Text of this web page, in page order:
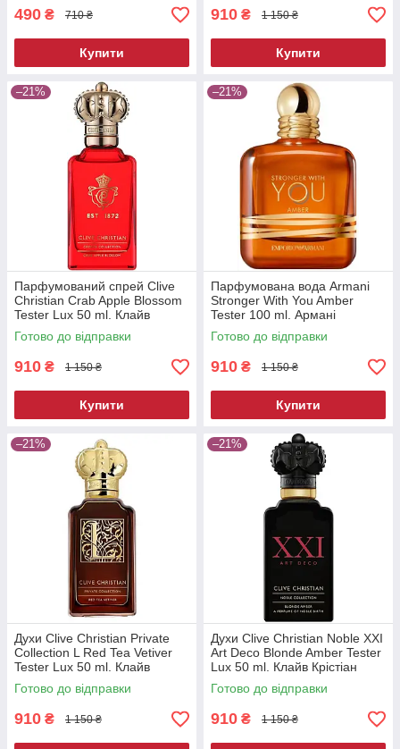
490 ₴ 710 ₴
Купити
910 ₴ 1 150 ₴
Купити
–21%
Парфумований спрей Clive
Christian Crab Apple Blossom
Tester Lux 50 ml. Клайв
Крістіан Краб Епл Блоссом
Тестер Люкс 50 мл
Готово до відправки
910 ₴ 1 150 ₴
Купити
–21%
Парфумована вода Armani
Stronger With You Amber
Tester 100 ml. Армані
Стронгер Віз Ю Амбер
Тестер 100 мл.
Готово до відправки
910 ₴ 1 150 ₴
Купити
–21%
Духи Clive Christian Private
Collection L Red Tea Vetiver
Tester Lux 50 ml. Клайв
Крістіан Ред Ті Ветивер
Тестер Люкс 50 мл.
Готово до відправки
910 ₴ 1 150 ₴
–21%
Духи Clive Christian Noble XXI
Art Deco Blonde Amber Tester
Lux 50 ml. Клайв Крістіан
Блонд Амбер Тестер Люкс 50
мл.
Готово до відправки
910 ₴ 1 150 ₴